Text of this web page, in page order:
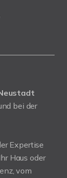
bei der
Expertise
Haus oder
vom